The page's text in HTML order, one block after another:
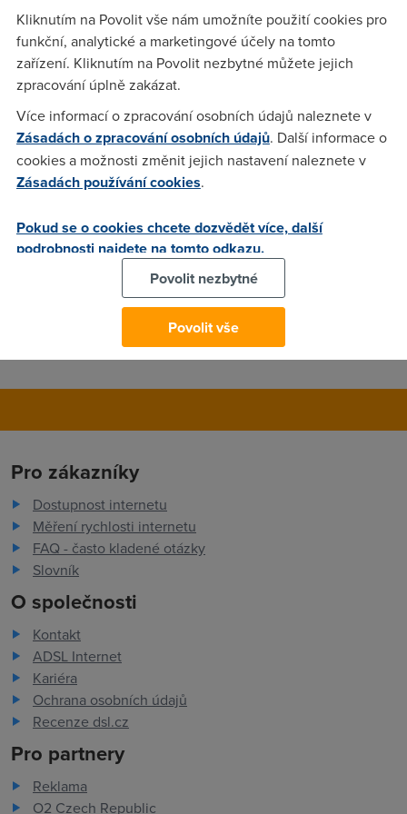
z o2 jestli nechceme o2 TV a my ji vzali nemůže to mít s tím
něco společného ?
Napadá mě, jestli jste jim nekývli na nabídku O2 Trio (je to
tuším volání na pevnou zdarma + 2Mbps internet a O2 TV v
jednom) za nějakých tuším 1400 na měsíc. Jinak, pokud
provozováním internetu a TV. Také stoupne ping.
(29.7.2008 20:36:47)
ano má to mnoho společného, např. vaší linku, ktrará není
Pro zákazníky
Dostupnost internetu
Měření rychlosti internetu
FAQ - často kladené otázky
Slovník
O společnosti
Kontakt
ADSL Internet
Kariéra
Ochrana osobních údajů
Recenze dsl.cz
Pro partnery
Reklama
O2 Czech Republic
Kliknutím na Povolit vše nám umožníte použití cookies pro
funkční, analytické a marketingové účely na tomto
zařízení. Kliknutím na Povolit nezbytné můžete jejich
zpracování úplně zakázat.
Více informací o zpracování osobních údajů naleznete v
Zásadách o zpracování osobních údajů. Další informace o
cookies a možnosti změnit jejich nastavení naleznete v
Zásadách používání cookies.
Pokud se o cookies chcete dozvědět více, další
podrobnosti najdete na tomto odkazu.
Povolit nezbytné
Povolit vše